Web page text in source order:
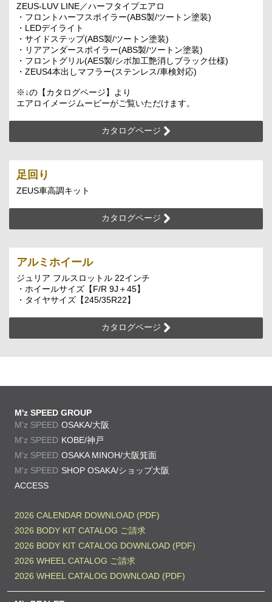
ZEUS-LUV LINE／ハーフタイプエアロ
・フロントハーフスポイラー(ABS製/ツートン塗装)
・LEDデイライト
・サイドステップ(ABS製/ツートン塗装)
・リアアンダースポイラー(ABS製/ツートン塗装)
・フロントグリル(AES製/シボ加工艶消しブラック仕様)
・ZEUS4本出しマフラー(ステンレス/車検対応)
※↓の【カタログページ】より
エアロイメージムービーがご覧いただけます。
カタログページ
足回り
ZEUS車高調キット
カタログページ
アルミホイール
ジュリア フルスロットル 22インチ
・ホイールサイズ【F/R 9J＋45】
・タイヤサイズ【245/35R22】
カタログページ
M'z SPEED GROUP
M'z SPEED OSAKA/大阪
M'z SPEED KOBE/神戸
M'z SPEED OSAKA MINOH/大阪箕面
M'z SPEED SHOP OSAKA/ショップ大阪
ACCESS
2026 CALENDAR DOWNLOAD (PDF)
2026 BODY KIT CATALOG ご請求
2026 BODY KIT CATALOG DOWNLOAD (PDF)
2026 WHEEL CATALOG ご請求
2026 WHEEL CATALOG DOWNLOAD (PDF)